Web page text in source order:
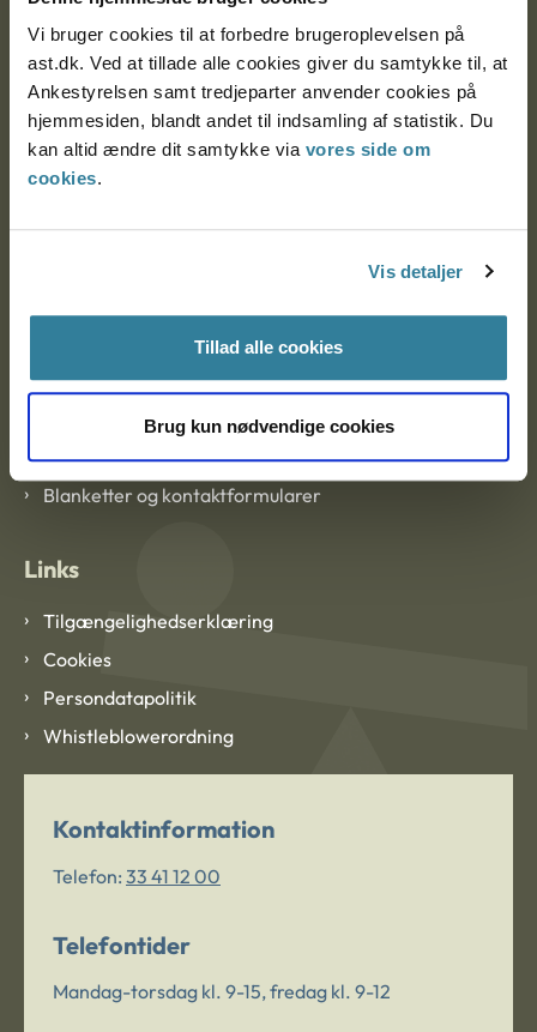
Vi bruger cookies til at forbedre brugeroplevelsen på
ast.dk. Ved at tillade alle cookies giver du samtykke til, at
Ankestyrelsen samt tredjeparter anvender cookies på
hjemmesiden, blandt andet til indsamling af statistik. Du
kan altid ændre dit samtykke via vores side om
cookies.
Vis detaljer
Tillad alle cookies
Brug kun nødvendige cookies
9000 Aalborg
Ankestyrelsen Aalborg
Ankestyrelsen København
CVR: 1007 4002
Om Ankestyrelsen
Om Ankestyrelsen
Blanketter og kontaktformularer
Links
Tilgængelighedserklæring
Cookies
Persondatapolitik
Whistleblowerordning
Kontaktinformation
Telefon: 33 41 12 00
Telefontider
Mandag-torsdag kl. 9-15, fredag kl. 9-12